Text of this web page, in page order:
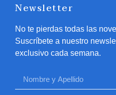
Newsletter
No te pierdas todas las
Suscríbete a nuestro
exclusivo cada semana.